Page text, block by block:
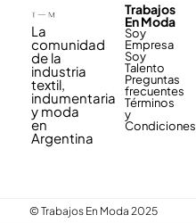
La
comunidad
de la
industria
textil,
indumentaria
y moda
en
Argentina
Trabajos
En Moda
Soy
Empresa
Soy
Talento
Preguntas
frecuentes
Términos
y
Condiciones
© Trabajos En Moda 2025